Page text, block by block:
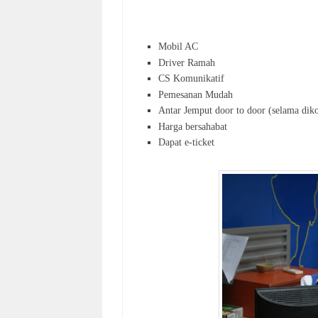
Mobil AC
Driver Ramah
CS Komunikatif
Pemesanan Mudah
Antar Jemput door to door (selama
Harga bersahabat
Dapat e-ticket